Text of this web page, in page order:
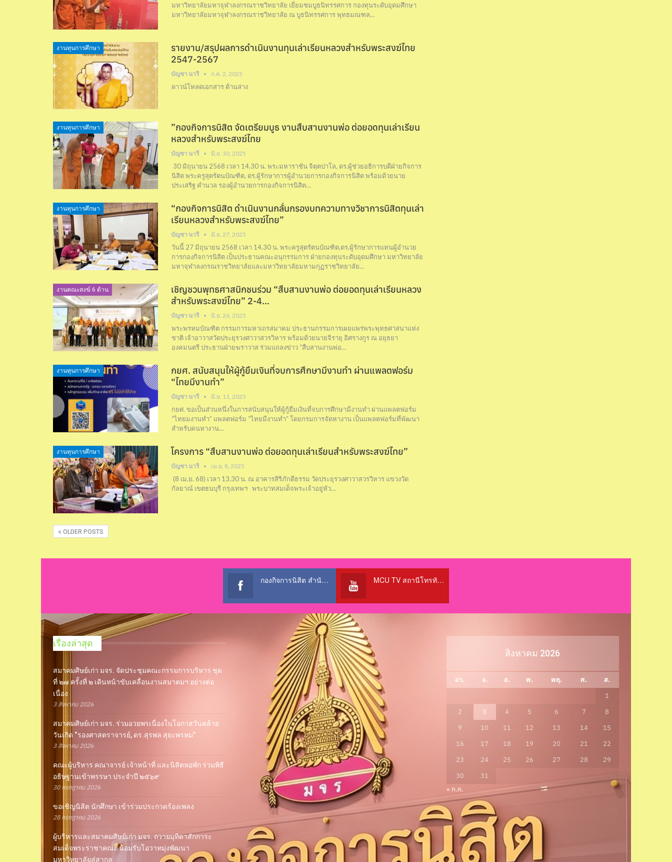
มหาวิทยาลัยมหาจุฬาลงกรณราชวิทยาลัย เยี่ยมชมบูธนิทรรศการ กองทุนระดับอุดมศึกษา
มหาวิทยาลัยมหาจุฬาลงกรณราชวิทยาลัย ณ บูธนิทรรศการ พุทธมณฑล…
งานทุนการศึกษา
รายงาน/สรุปผลการดำเนินงานทุนเล่าเรียนหลวงสำหรับพระสงฆ์ไทย
2547-2567
บัญชา นารี ก.ค. 2, 2025
ดาวน์โหลดเอกสาร ด้านล่าง
งานทุนการศึกษา
”กองกิจการนิสิต จัดเตรียมบูธ งานสืบสานงานพ่อ ต่อยอดทุนเล่าเรียน
หลวงสำหรับพระสงฆ์ไทย
บัญชา นารี มิ.ย. 30, 2025
30 มิถุนายน 2568 เวลา 14.30 น. พระมหาราชัน จิตฺตปาโล, ดร.ผู้ช่วยอธิการบดีฝ่ายกิจการ
นิสิต พระครูสุตรัตนบัณฑิต, ดร.ผู้รักษาการผู้อำนวยการกองกิจการนิสิต พร้อมด้วยนาย
ประเสริฐ คำนวล รองผู้อำนวยการกองกิจการนิสิต…
งานทุนการศึกษา
“กองกิจการนิสิต ดำเนินงานกลั่นกรองบทความทางวิชาการนิสิตทุนเล่า
เรียนหลวงสำหรับพระสงฆ์ไทย”
บัญชา นารี มิ.ย. 27, 2025
วันนี้ 27 มิถุนายน 2568 เวลา 14.30 น. พระครูสุตรัตนบัณฑิต,ดร.ผู้รักษาการแทนผู้อำนวย
การกองกิจการนิสิต เป็นประธานคณะอนุกรรมการ ฝ่ายกองทุนระดับอุดมศึกษา มหาวิทยาลัย
มหาจุฬาลงกรณราชวิทยาลัยและมหาวิทยาลัยมหามกุฏราชวิทยาลัย…
งานคณะสงฆ์ 6 ด้าน
เชิญชวนพุทธศาสนิกชนร่วม “สืบสานงานพ่อ ต่อยอดทุนเล่าเรียนหลวง
สำหรับพระสงฆ์ไทย” 2-4…
บัญชา นารี มิ.ย. 26, 2025
พระพรหมบัณฑิต กรรมการมหาเถรสมาคม ประธานกรรมการเผยแพร่พระพุทธศาสนาแห่ง
ชาติ เจ้าอาวาสวัดประยุรวงศาวาสวรวิหาร พร้อมด้วยนายจิรายุ อิศรางกูร ณ อยุธยา
องคมนตรี ประธานฝ่ายฆราวาส ร่วมแถลงข่าว “สืบสานงานพ่อ…
งานทุนการศึกษา
กยศ. สนับสนุนให้ผู้กู้ยืมเงินที่จบการศึกษามีงานทำ ผ่านแพลตฟอร์ม
“ไทยมีงานทำ”
บัญชา นารี มิ.ย. 11, 2025
กยศ. ขอเป็นส่วนหนึ่งในการสนับสนุนให้ผู้กู้ยืมเงินที่จบการศึกษามีงานทำ ผ่านแพลตฟอร์ม
“ไทยมงานทำ” แพลตฟอร์ม “ไทยมีงานทำ” โดยกรมการจัดหางาน เป็นแพลตฟอร์มที่พัฒนา
สำหรับคนหางาน…
งานทุนการศึกษา โครงการ “สืบสานงานพ่อ ต่อยอดทุนเล่าเรียนสำหรับพระสงฆ์ไทย”
บัญชา นารี เม.ย. 8, 2025
(8 เม.ย. 68) เวลา 13.30 น. ณ อาคารสิริภักดีธรรม วัดประยุรวงศาวาสวรวิหาร แขวงวัด
กัลยาณ์ เขตธนบุรี กรุงเทพฯ พระบาทสมเด็จพระเจ้าอยู่หัว…
OLDER POSTS
กองกิจการนิสิต สำนักงานอธิการบดี MCU TV สถานีโทรทัศน์เพื่อการศึกษา @OfficialTBCChannel
เรื่องล่าสุด
สมาคมศิษย์เก่า มจร. จัดประชุมคณะกรรมการบริหาร ชุด
ที่ ๒๗ ครั้งที่ ๒ เดินหน้าขับเคลื่อนงานสมาคมฯ อย่างต่อ
เนื่อง
3 สิงหาคม 2026
สมาคมศิษย์เก่า มจร. ร่วมอวยพรเนื่องในโอกาสวันคล้าย
วันเกิด “รองศาสตราจารย์, ดร.สุรพล สุยะพรหม”
3 สิงหาคม 2026
คณะผู้บริหาร คณาจารย์ เจ้าหน้าที่ และนิสิตหอพัก ร่วมพิธี
อธิษฐานเข้าพรรษา ประจำปี ๒๕๖๙
30 กรกฎาคม 2026
ขอเชิญนิสิต นักศึกษา เข้าร่วมประกวดร้องเพลง
28 กรกฎาคม 2026
ผู้บริหารและสมาคมศิษย์เก่า มจร. ถวายมุทิตาสักการะ
สมเด็จพระราชาคณะ น้อมรับโอวาทมุ่งพัฒนา
มหาวิทยาลัยสู่สากล
สิงหาคม 2026
อา. จ. อ. พ. พฤ. ศ.
ส.
1
2
3 4 5 6 7
8
9
10 11 12 13 14
15
16
17 18 19 20 21
22
23
24 25 26 27 28
29
30
31
« ก.ค.